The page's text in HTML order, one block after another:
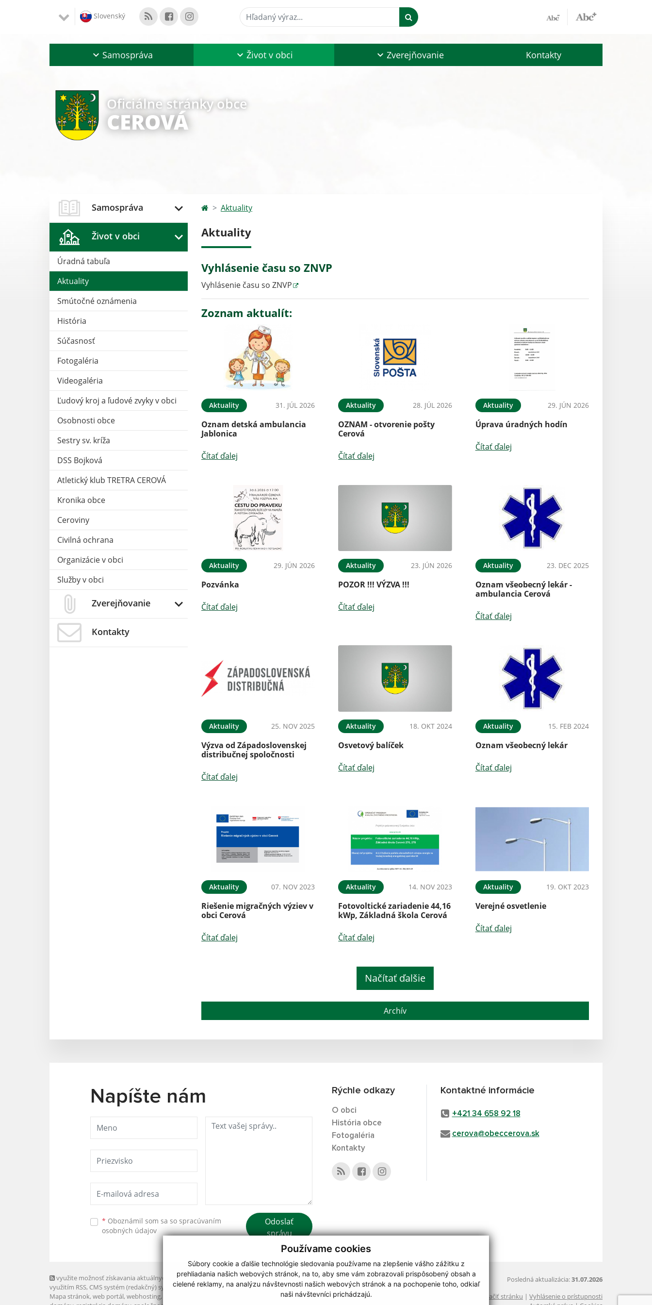
Používame cookies
Súbory cookie a ďalšie technológie sledovania používame na zlepšenie vášho zážitku z
prehliadania našich webových stránok, na to, aby sme vám zobrazovali prispôsobený obsah a
cielené reklamy, na analýzu návštevnosti našich webových stránok a na pochopenie toho, odkiaľ
naši návštevníci prichádzajú.
Slovenský Hľadaný výraz...
Samospráva Život v obci Zverejňovanie Kontakty
Oficiálne stránky obce
CEROVÁ
Samospráva
Život v obci
Úradná tabuľa
Aktuality
Smútočné oznámenia
História
Súčasnosť
Fotogaléria
Videogaléria
Ľudový kroj a ľudové zvyky v obci
Osobnosti obce
Sestry sv. kríža
DSS Bojková
Atletický klub TRETRA CEROVÁ
Kronika obce
Ceroviny
Civilná ochrana
Organizácie v obci
Služby v obci
Zverejňovanie
Kontakty
Aktuality
Aktuality
Vyhlásenie času so ZNVP
Vyhlásenie času so ZNVP
Zoznam aktualít:
Aktuality 31. JÚL 2026
Oznam detská ambulancia
Jablonica
Čítať ďalej
Aktuality 28. JÚL 2026
OZNAM - otvorenie pošty
Cerová
Čítať ďalej
Aktuality 29. JÚN 2026
Úprava úradných hodín
Čítať ďalej
Aktuality 29. JÚN 2026
Pozvánka
Čítať ďalej
Aktuality 23. JÚN 2026
POZOR !!! VÝZVA !!!
Čítať ďalej
Aktuality 23. DEC 2025
Oznam všeobecný lekár -
ambulancia Cerová
Čítať ďalej
Aktuality 25. NOV 2025
Výzva od Západoslovenskej
distribučnej spoločnosti
Čítať ďalej
Aktuality 18. OKT 2024
Osvetový balíček
Čítať ďalej
Aktuality 15. FEB 2024
Oznam všeobecný lekár
Čítať ďalej
Aktuality 07. NOV 2023
Riešenie migračných výziev v
obci Cerová
Čítať ďalej
Aktuality 14. NOV 2023
Fotovoltické zariadenie 44,16
kWp, Základná škola Cerová
Čítať ďalej
Aktuality 19. OKT 2023
Verejné osvetlenie
Čítať ďalej
Načítať ďalšie
Archív
Napíšte nám
* Oboznámil som sa so spracúvaním
osobných údajov
Odoslať
správu
Rýchle odkazy
O obci
História obce
Fotogaléria
Kontakty
Kontaktné informácie
+421 34 658 92 18
cerova@obeccerova.sk
využite možnosť získavania aktuálnych informácií s
využitím RSS, CMS systém (redakčný) systém ECHELON 2,
Mapa stránok, web portál, webhosting,
Posledná aktualizácia:31.07.2026
Vytlačiť stránku | Vyhlásenie o prístupnosti
webdesign|